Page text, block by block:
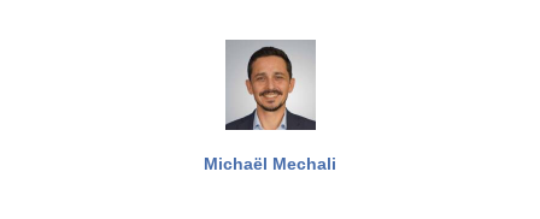
Michaël Mechali